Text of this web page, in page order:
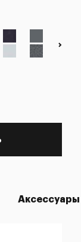
Аксессуары